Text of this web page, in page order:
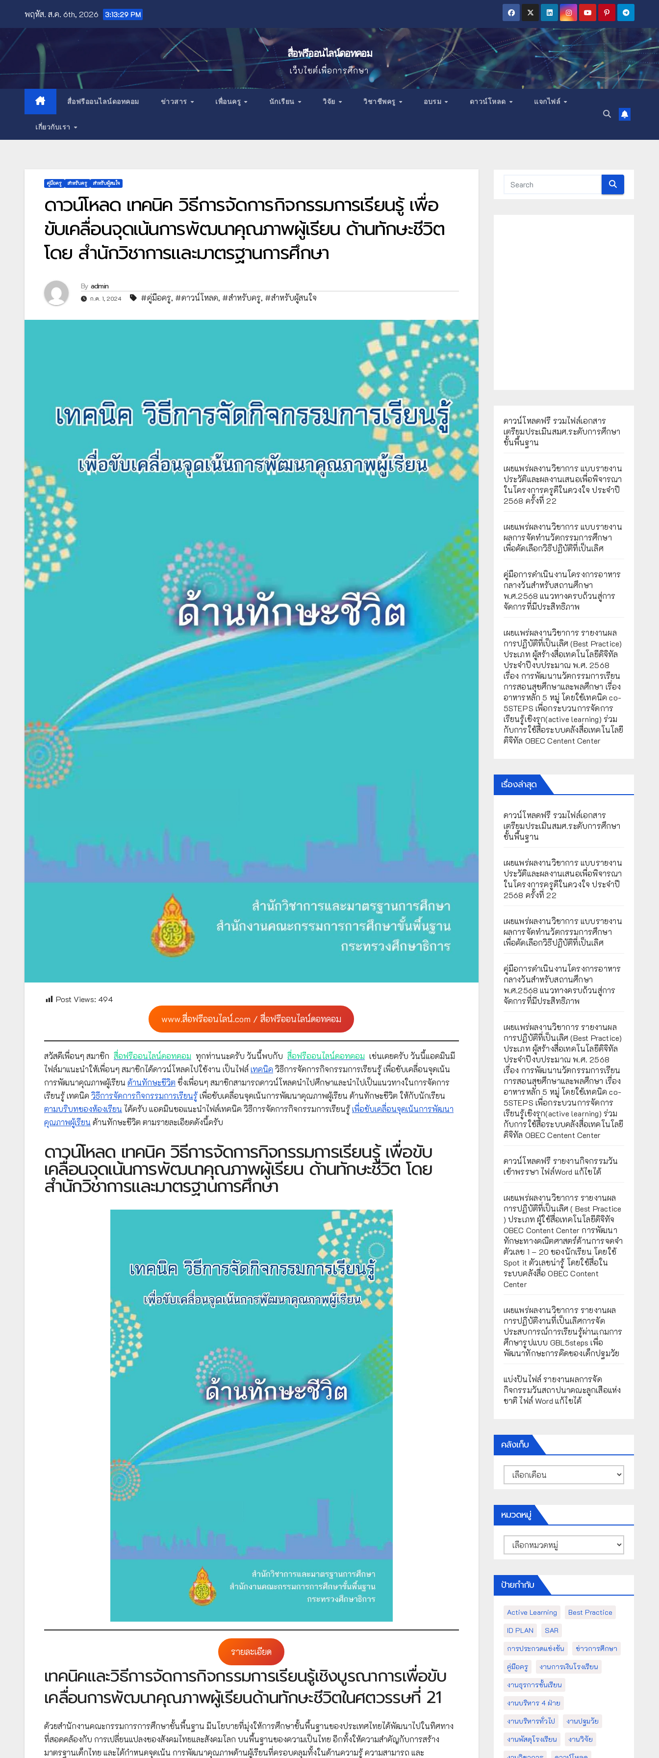
content
พฤหัส. ส.ค. 6th, 2026 3:13:31 PM
สื่อฟรีออนไลน์ดอทคอม
เว็บไซต์เพื่อการศึกษา
สื่อฟรีออนไลน์ดอทคอม ข่าวสาร เพื่อนครู นักเรียน วิจัย วิชาชีพครู อบรม ดาวน์โหลด แจกไฟล์
เกี่ยวกับเรา
คู่มือครู สำหรับครู สำหรับผู้สนใจ
ดาวน์โหลด เทคนิค วิธีการจัดการกิจกรรมการเรียนรู้ เพื่อ
ขับเคลื่อนจุดเน้นการพัฒนาคุณภาพผู้เรียน ด้านทักษะชีวิต
โดย สำนักวิชาการและมาตรฐานการศึกษา
By admin
ก.ค. 1, 2024 #คู่มือครู, #ดาวน์โหลด, #สำหรับครู, #สำหรับผู้สนใจ
Post Views: 494
www.สื่อฟรีออนไลน์.com / สื่อฟรีออนไลน์ดอทคอม
สวัสดีเพื่อนๆ สมาชิก สื่อฟรีออนไลน์ดอทคอม ทุกท่านนะครับ วันนี้พบกับ สื่อฟรีออนไลน์ดอทคอม เช่นเคยครับ วันนี้แอดมินมี
ไฟล์มาแนะนำให้เพื่อนๆ สมาชิกได้ดาวน์โหลดไปใช้งาน เป็นไฟล์ เทคนิค วิธีการจัดการกิจกรรมการเรียนรู้ เพื่อขับเคลื่อนจุดเน้น
การพัฒนาคุณภาพผู้เรียน ด้านทักษะชีวิต ซึ่งเพื่อนๆ สมาชิกสามารถดาวน์โหลดนำไปศึกษาและนำไปเป็นแนวทางในการจัดการ
เรียนรู้ เทคนิค วิธีการจัดการกิจกรรมการเรียนรู้เพื่อขับเคลื่อนจุดเน้นการพัฒนาคุณภาพผู้เรียน ด้านทักษะชีวิต ให้กับนักเรียน
ตามบริบทของห้องเรียน ได้ครับ แอดมินขอแนะนำไฟล์เทคนิค วิธีการจัดการกิจกรรมการเรียนรู้เพื่อขับเคลื่อนจุดเน้นการพัฒนา
คุณภาพผู้เรียน ด้านทักษะชีวิต ตามรายละเอียดดังนี้ครับ
ดาวน์โหลด เทคนิค วิธีการจัดการกิจกรรมการเรียนรู้ เพื่อขับ
เคลื่อนจุดเน้นการพัฒนาคุณภาพผู้เรียน ด้านทักษะชีวิต โดย
สำนักวิชาการและมาตรฐานการศึกษา
รายละเอียด
เทคนิคและวิธีการจัดการกิจกรรมการเรียนรู้เชิงบูรณาการเพื่อขับ
เคลื่อนการพัฒนาคุณภาพผู้เรียนด้านทักษะชีวิตในศตวรรษที่ 21
ด้วยสำนักงานคณะกรรมการการศึกษาขั้นพื้นฐาน มีนโยบายที่มุ่งให้การศึกษาขั้นพื้นฐานของประเทศไทยได้พัฒนาไปในทิศทาง
ที่สอดคล้องกับ การเปลี่ยนแปลงของสังคมไทยและสังคมโลก บนพื้นฐานของความเป็นไทย อีกทั้งให้ความสำคัญกับการสร้าง
มาตรฐานเด็กไทย และได้กำหนดจุดเน้น การพัฒนาคุณภาพด้านผู้เรียนที่ครอบคลุมทั้งในด้านความรู้ ความสามารถ และ
ดาวน์โหลดฟรี รวมไฟล์เอกสาร
เตรียมประเมินสมศ.ระดับการศึกษา
ขั้นพื้นฐาน
เผยแพร่ผลงานวิชาการ แบบรายงาน
ประวัติและผลงานเสนอเพื่อพิจารณา
ในโครงการครูดีในดวงใจ ประจำปี
2568 ครั้งที่ 22
เผยแพร่ผลงานวิชาการ แบบรายงาน
ผลการจัดทำนวัตกรรมการศึกษา
เพื่อคัดเลือกวิธีปฏิบัติที่เป็นเลิศ
คู่มือการดำเนินงานโครงการอาหาร
กลางวันสำหรับสถานศึกษา
พ.ศ.2568 แนวทางครบถ้วนสู่การ
จัดการที่มีประสิทธิภาพ
เผยเเพร่ผลงานวิชาการ รายงานผล
การปฏิบัติที่เป็นเลิศ (Best Practice)
ประเภท ผู้สร้างสื่อเทคโนโลยีดิจิทัล
ประจำปีงบประมาณ พ.ศ. 2568
เรื่อง การพัฒนานวัตกรรมการเรียน
การสอนสุขศึกษาและพลศึกษา เรื่อง
อาหารหลัก 5 หมู่ โดยใช้เทคนิค co-
5STEPS เพื่อกระบวนการจัดการ
เรียนรู้เชิงรุก(active learning) ร่วม
กับการใช้สื่อระบบคลังสื่อเทคโนโลยี
ดิจิทัล OBEC Centent Center
เรื่องล่าสุด
ดาวน์โหลดฟรี รวมไฟล์เอกสาร
เตรียมประเมินสมศ.ระดับการศึกษา
ขั้นพื้นฐาน
เผยแพร่ผลงานวิชาการ แบบรายงาน
ประวัติและผลงานเสนอเพื่อพิจารณา
ในโครงการครูดีในดวงใจ ประจำปี
2568 ครั้งที่ 22
เผยแพร่ผลงานวิชาการ แบบรายงาน
ผลการจัดทำนวัตกรรมการศึกษา
เพื่อคัดเลือกวิธีปฏิบัติที่เป็นเลิศ
คู่มือการดำเนินงานโครงการอาหาร
กลางวันสำหรับสถานศึกษา
พ.ศ.2568 แนวทางครบถ้วนสู่การ
จัดการที่มีประสิทธิภาพ
เผยเเพร่ผลงานวิชาการ รายงานผล
การปฏิบัติที่เป็นเลิศ (Best Practice)
ประเภท ผู้สร้างสื่อเทคโนโลยีดิจิทัล
ประจำปีงบประมาณ พ.ศ. 2568
เรื่อง การพัฒนานวัตกรรมการเรียน
การสอนสุขศึกษาและพลศึกษา เรื่อง
อาหารหลัก 5 หมู่ โดยใช้เทคนิค co-
5STEPS เพื่อกระบวนการจัดการ
เรียนรู้เชิงรุก(active learning) ร่วม
กับการใช้สื่อระบบคลังสื่อเทคโนโลยี
ดิจิทัล OBEC Centent Center
ดาวน์โหลดฟรี รายงานกิจกรรมวัน
เข้าพรรษา ไฟล์Word แก้ไขได้
เผยแพร่ผลงานวิชาการ รายงานผล
การปฏิบัติที่เป็นเลิศ ( Best Practice
) ประเภท ผู้ใช้สื่อเทคโนโลยีดิจิทัจ
OBEC Content Center การพัฒนา
ทักษะทางคณิตศาสตร์ด้านการจดจำ
ตัวเลข 1 – 20 ของนักเรียน โดยใช้
Spot it ตัวเลขน่ารู้ โดยใช้สื่อใน
ระบบคลังสื่อ OBEC Content
Center
เผยแพร่ผลงานวิชาการ รายงานผล
การปฏิบัติงานที่เป็นเลิศการจัด
ประสบการณ์การเรียนรู้ผ่านเกมการ
ศึกษารูปแบบ GBL5steps เพื่อ
พัฒนาทักษะการคิดของเด็กปฐมวัย
แบ่งปันไฟล์ รายงานผลการจัด
กิจกรรมวันสถาปนาคณะลูกเสือแห่ง
ชาติ ไฟล์ Word แก้ไขได้
คลังเก็บ
คลัง
เก็บ
หมวดหมู่
หมวด
หมู่
ป้ายกำกับ
Active Learning
Best Practice
ID PLAN
SAR
การประกวดแข่งขัน
ข่าวการศึกษา
คู่มือครู
งานการเงินโรงเรียน
งานธุรการชั้นเรียน
งานบริหาร 4 ฝ่าย
งานบริหารทั่วไป
งานปฐมวัย
งานพัสดุโรงเรียน
งานวิจัย